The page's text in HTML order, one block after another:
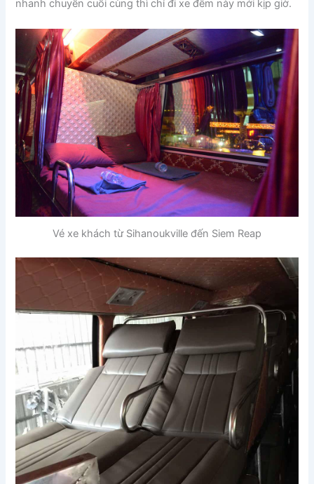
nhanh chuyến cuối cùng thì chỉ đi xe đêm này mới kịp giờ.
Vé xe khách từ Sihanoukville đến Siem Reap